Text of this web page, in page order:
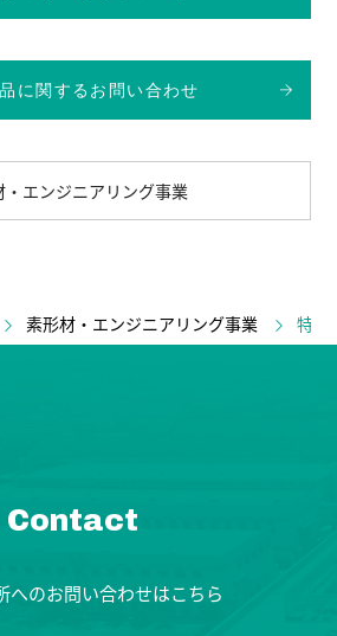
に関するお問い合わせ
・エンジニアリング事業
素形材・エンジニアリング事業 特殊
Contact
へのお問い合わせはこちら